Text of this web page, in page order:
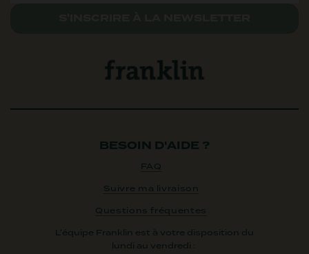
BESOIN D'AIDE ?
FAQ
Suivre ma livraison
Questions fréquentes
L'équipe Franklin est à votre disposition du
lundi au vendredi :